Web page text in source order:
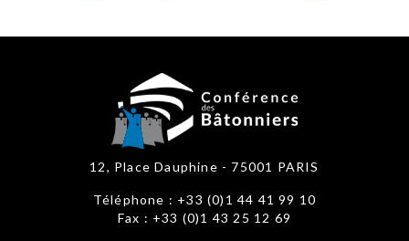
12, Place Dauphine - 75001 PARIS
Téléphone : +33 (0)1 44 41 99 10
Fax : +33 (0)1 43 25 12 69